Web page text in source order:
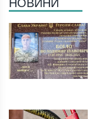
НОВИНИ